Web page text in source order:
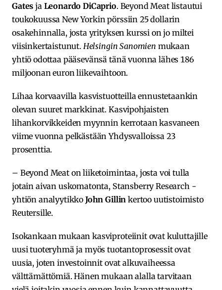
Gates ja Leonardo DiCaprio. Beyond Meat listautui
toukokuussa New Yorkin pörssiin 25 dollarin
osakehinnalla, josta yrityksen kurssi on jo miltei
viisinkertaistunut. Helsingin Sanomien mukaan
yhtiö odottaa pääsevänsä tänä vuonna lähes 186
miljoonan euron liikevaihtoon.
Lihaa korvaavilla kasvistuotteilla ennustetaankin
olevan suuret markkinat. Kasvipohjaisten
lihankorvikkeiden myynnin kerrotaan kasvaneen
viime vuonna pelkästään Yhdysvalloissa 23
prosenttia.
– Beyond Meat on liiketoimintaa, josta voi tulla
jotain aivan uskomatonta, Stansberry Research -
yhtiön analyytikko John Gillin kertoo uutistoimisto
Reutersille.
Isokankaan mukaan kasviproteiinit ovat kuluttajille
uusi tuoteryhmä ja myös tuotantoprosessit ovat
uusia, joten investoinnit ovat alkuvaiheessa
välttämättömiä. Hänen mukaan alalla tarvitaan